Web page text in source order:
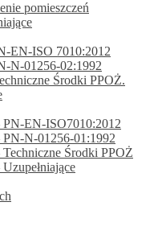
pomieszczeń
EN-ISO 7010:2012
N-01256-02:1992
Środki PPOŻ.
EN-ISO7010:2012
N-01256-01:1992
Środki PPOŻ